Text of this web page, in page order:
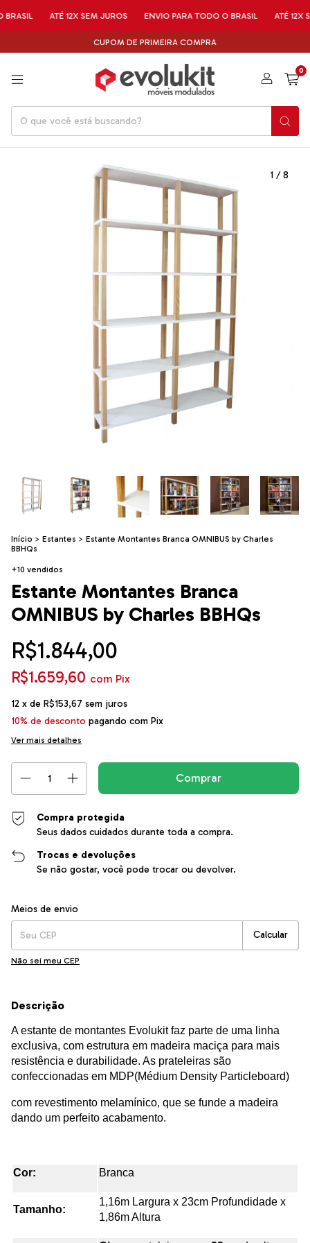
ATÉ 12X SEM JUROS ENVIO PARA TODO O BRASIL ATÉ 12X
CUPOM DE PRIMEIRA COMPRA
0
1 /8
Início > Estantes > Estante Montantes Branca OMNIBUS by Charles
BBHQs
+10 vendidos
Estante Montantes Branca
OMNIBUS by Charles BBHQs
R$1.844,00
R$1.659,60 com Pix
12 x de R$153,67 sem juros
10% de desconto pagando com Pix
Ver mais detalhes
Compra protegida
Seus dados cuidados durante toda a compra.
Trocas e devoluções
Se não gostar, você pode trocar ou devolver.
Entregas para o CEP:
Meios de envio
Calcular
Não sei meu CEP
Descrição
A estante de montantes Evolukit faz parte de uma linha
exclusiva, com estrutura em madeira maciça para mais
resistência e durabilidade. As prateleiras são
confeccionadas em MDP(Médium Density Particleboard)
com revestimento melamínico, que se funde a madeira
dando um perfeito acabamento.
Cor: Branca
Tamanho:
1,16m Largura x 23cm Profundidade x
1,86m Altura